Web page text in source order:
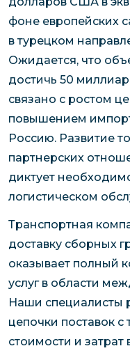
фоне европейских
в турецком
Ожидается, что
достичь 50
связано с ростом
повышением
Россию. Развитие
партнерских
диктует
логистическом
Транспортная
доставку сборных
оказывает полный
услуг в области
Наши специалисты
цепочки поставок с
стоимости и